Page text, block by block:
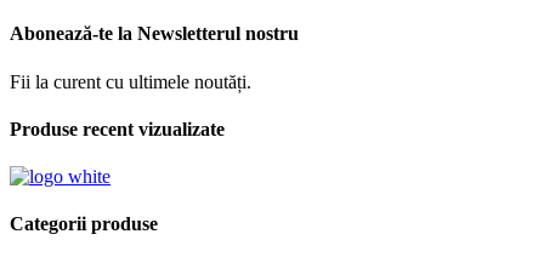
Abonează-te la Newsletterul nostru
Fii la curent cu ultimele noutăți.
Produse recent vizualizate
Categorii produse